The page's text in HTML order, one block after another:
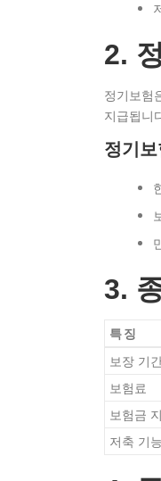
2.
정기보험
지급됩니
정기
3.
특징
보장 기
보험료
보험금
저축 기능